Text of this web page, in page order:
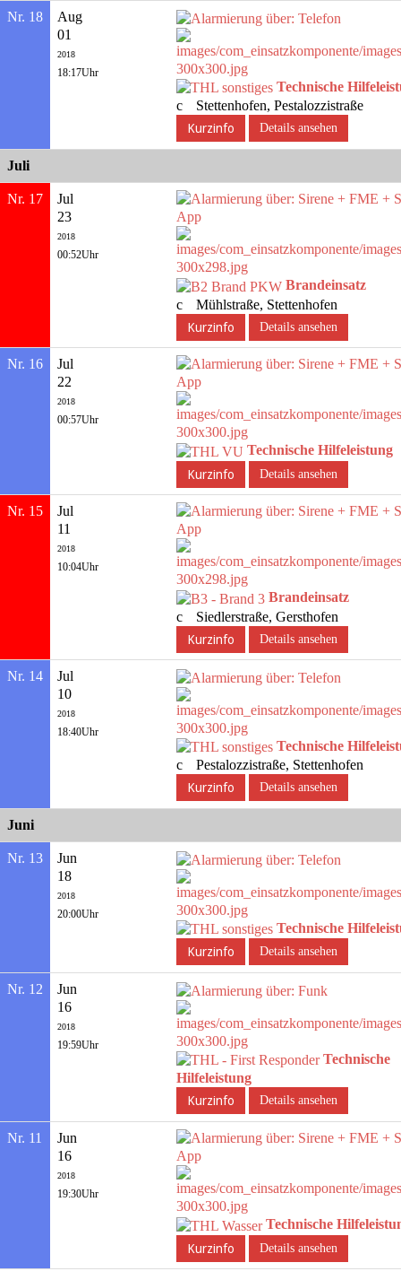
Nr. 18
Aug
01
2018
18:17Uhr
Technische
Stettenhofen, Pestalozzistraße
Details ansehen
Juli
Nr. 17
Jul
23
2018
00:52Uhr
Brandeinsatz
Mühlstraße, Stettenhofen
Details ansehen
Nr. 16
Jul
22
2018
00:57Uhr
Technische Hilfeleistung
Details ansehen
Nr. 15
Jul
11
2018
10:04Uhr
Brandeinsatz
Siedlerstraße, Gersthofen
Details ansehen
Nr. 14
Jul
10
2018
18:40Uhr
Technische
Pestalozzistraße, Stettenhofen
Details ansehen
Juni
Nr. 13
Jun
18
2018
20:00Uhr
Technische
Details ansehen
Nr. 12
Jun
16
2018
19:59Uhr
Technische
Hilfeleistung
Details ansehen
Nr. 11
Jun
16
2018
19:30Uhr
Technische
Details ansehen